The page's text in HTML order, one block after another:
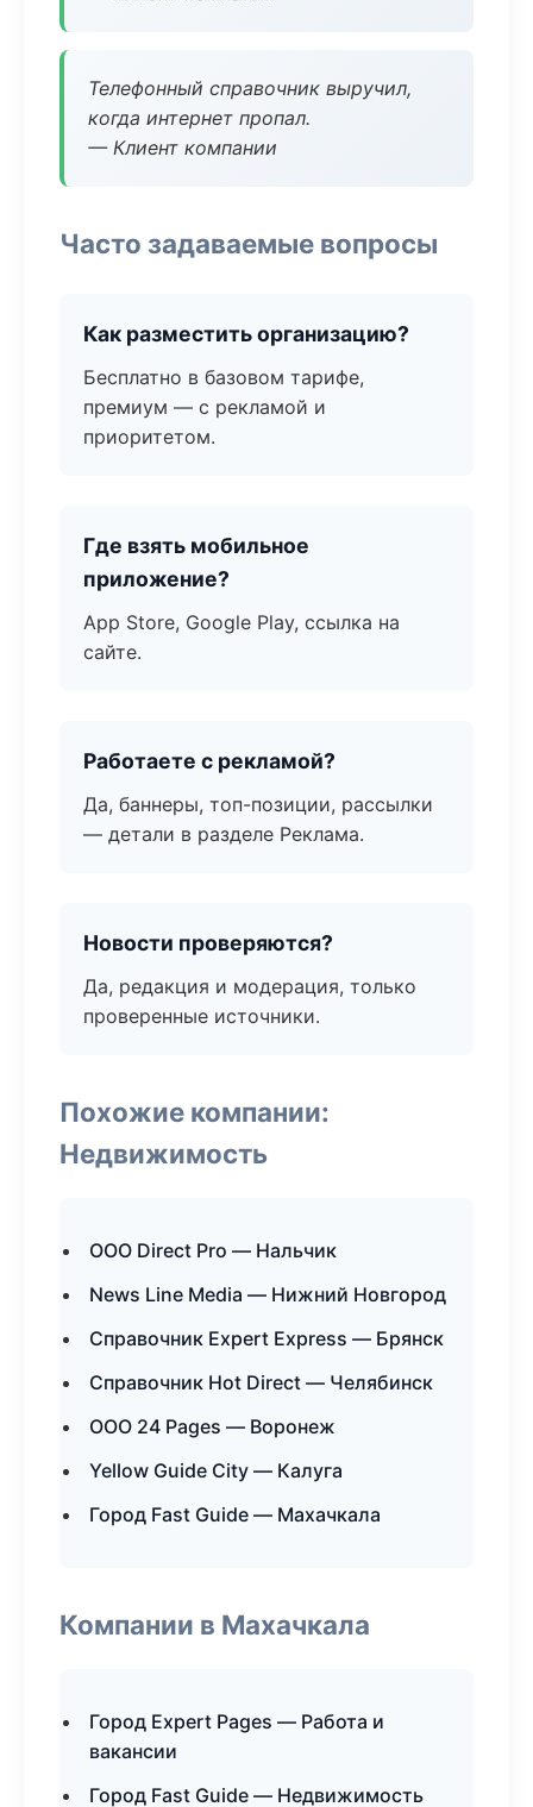
Телефонный справочник выручил,
когда интернет пропал.
— Клиент компании
Часто задаваемые вопросы
Как разместить организацию?
Бесплатно в базовом тарифе,
премиум — с рекламой и
приоритетом.
Где взять мобильное
приложение?
App Store, Google Play, ссылка на
сайте.
Работаете с рекламой?
Да, баннеры, топ-позиции, рассылки
— детали в разделе Реклама.
Новости проверяются?
Да, редакция и модерация, только
проверенные источники.
Похожие компании:
Недвижимость
ООО Direct Pro — Нальчик
News Line Media — Нижний Новгород
Справочник Expert Express — Брянск
Справочник Hot Direct — Челябинск
ООО 24 Pages — Воронеж
Yellow Guide City — Калуга
Город Fast Guide — Махачкала
Компании в Махачкала
Город Expert Pages — Работа и
вакансии
Город Fast Guide — Недвижимость